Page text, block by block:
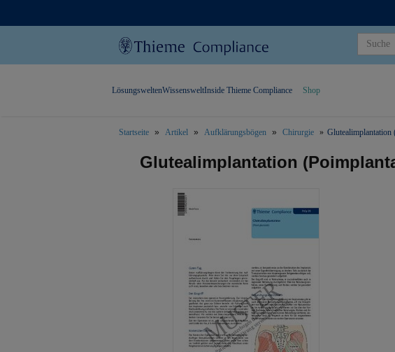
LösungsweltenWissensweltInside Thieme Compliance Shop
Startseite Artikel Aufklärungsbögen Chirurgie Glutealimplantation
Glutealimplantation